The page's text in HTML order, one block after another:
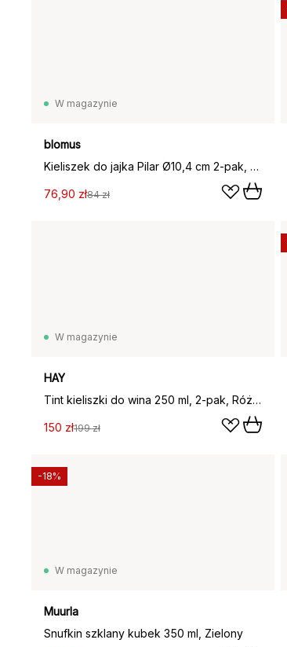
W magazynie
blomus
Kieliszek do jajka Pilar Ø10,4 cm 2-pak, Moonbeam
76,90 zł84 zł
W magazynie
HAY
Tint kieliszki do wina 250 ml, 2‑pak, Różowo-żółty
150 zł199 zł
W magazynie
Muurla
Snufkin szklany kubek 350 ml, Zielony
-18%